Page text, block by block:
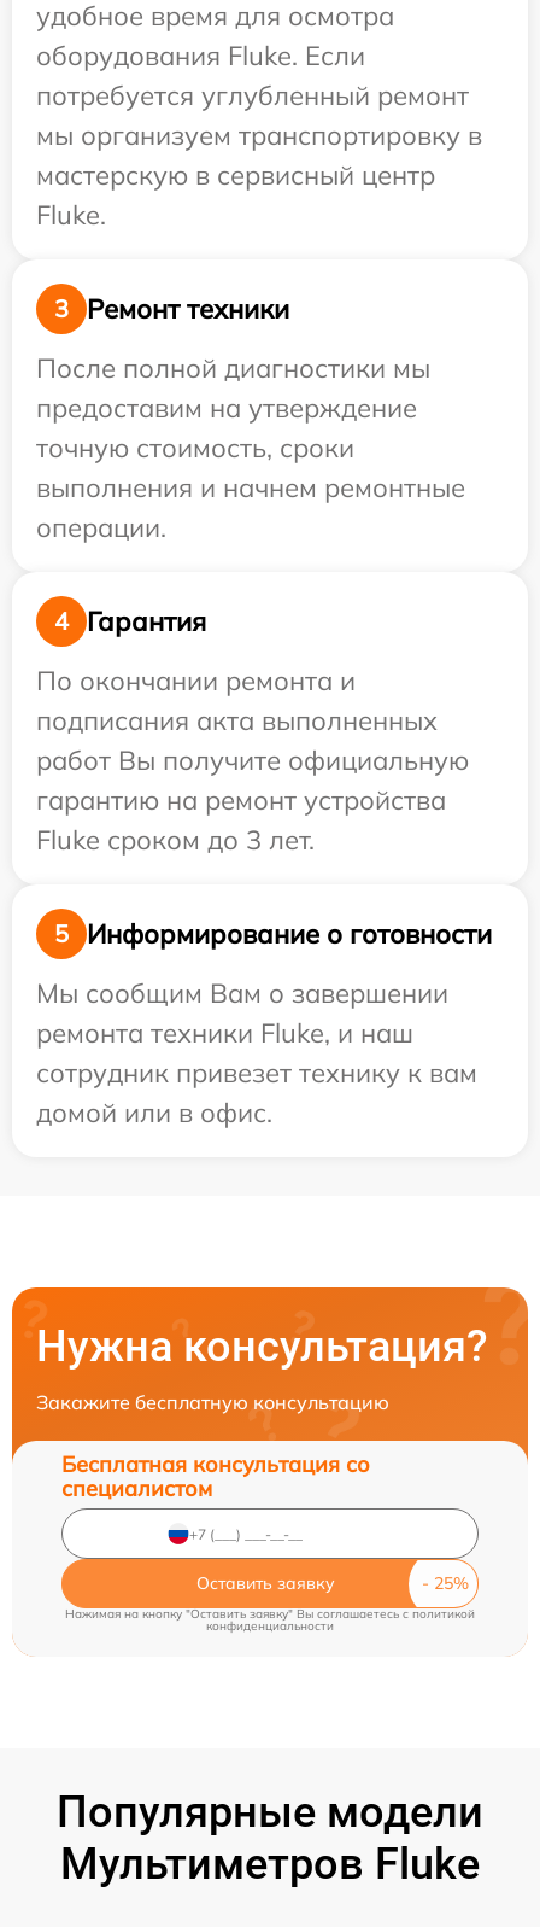
удобное время для осмотра
оборудования Fluke. Если
потребуется углубленный ремонт
мы организуем транспортировку в
мастерскую в сервисный центр
Fluke.
3
Ремонт техники
После полной диагностики мы
предоставим на утверждение
точную стоимость, сроки
выполнения и начнем ремонтные
операции.
4
Гарантия
По окончании ремонта и
подписания акта выполненных
работ Вы получите официальную
гарантию на ремонт устройства
Fluke сроком до 3 лет.
5
Информирование о готовности
Мы сообщим Вам о завершении
ремонта техники Fluke, и наш
сотрудник привезет технику к вам
домой или в офис.
Нужна консультация?
Закажите бесплатную консультацию
Бесплатная консультация со
специалистом
Оставить заявку
Нажимая на кнопку "Оставить заявку" Вы соглашаетесь cполитикой
конфиденциальности
Популярные модели
Мультиметров Fluke